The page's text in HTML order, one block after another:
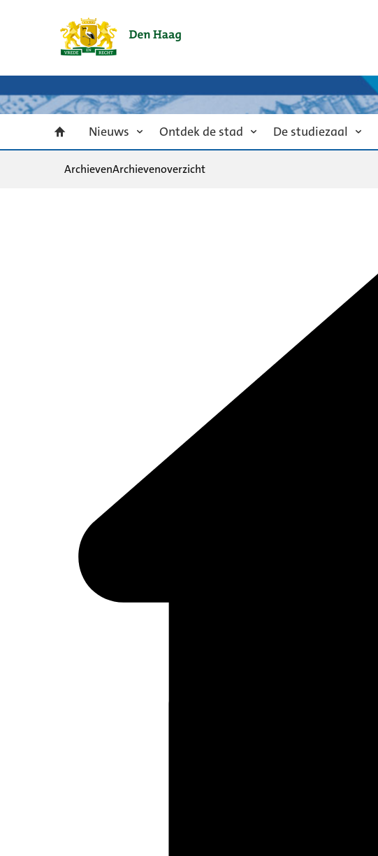
Nieuws Ontdek de stad De studiezaal
ArchievenArchievenoverzicht